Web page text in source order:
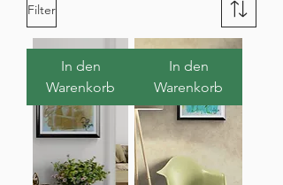
Filter
In den
Warenkorb
In den
Warenkorb